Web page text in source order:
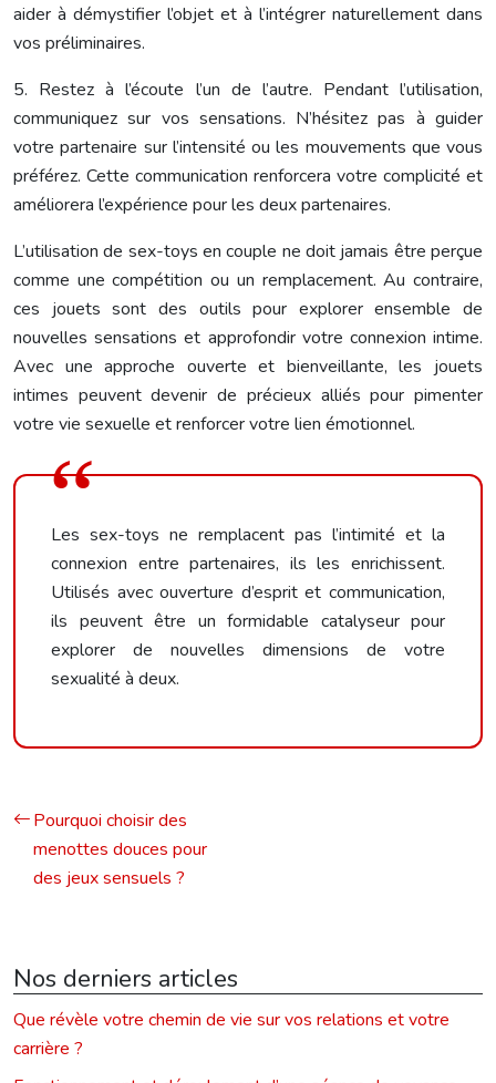
aider à démystifier l’objet et à l’intégrer naturellement dans
vos préliminaires.
5. Restez à l’écoute l’un de l’autre. Pendant l’utilisation,
communiquez sur vos sensations. N’hésitez pas à guider
votre partenaire sur l’intensité ou les mouvements que vous
préférez. Cette communication renforcera votre complicité et
améliorera l’expérience pour les deux partenaires.
L’utilisation de sex-toys en couple ne doit jamais être perçue
comme une compétition ou un remplacement. Au contraire,
ces jouets sont des outils pour explorer ensemble de
nouvelles sensations et approfondir votre connexion intime.
Avec une approche ouverte et bienveillante, les jouets
intimes peuvent devenir de précieux alliés pour pimenter
votre vie sexuelle et renforcer votre lien émotionnel.
Les sex-toys ne remplacent pas l’intimité et la
connexion entre partenaires, ils les enrichissent.
Utilisés avec ouverture d’esprit et communication,
ils peuvent être un formidable catalyseur pour
explorer de nouvelles dimensions de votre
sexualité à deux.
Pourquoi choisir des
menottes douces pour
des jeux sensuels ?
Nos derniers articles
Que révèle votre chemin de vie sur vos relations et votre
carrière ?